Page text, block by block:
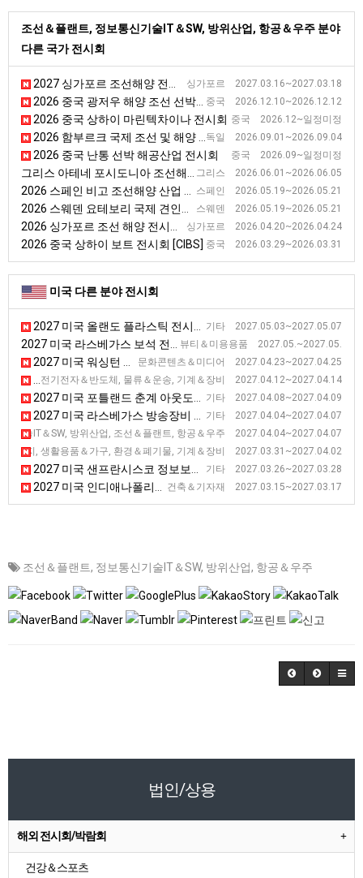
조선＆플랜트, 정보통신기술IT＆SW, 방위산업, 항공＆우주 분야
다른 국가 전시회
싱가포르 2027.03.16~2027.03.18
2027 싱가포르 조선해양 전시회
중국 2026.12.10~2026.12.12
2026 중국 광저우 해양 조선 선박기술 전시회
중국 2026.12~일정미정
2026 중국 상하이 마린텍차이나 전시회
독일 2026.09.01~2026.09.04
2026 함부르크 국제 조선 및 해양 전시회(SMM)
중국 2026.09~일정미정
2026 중국 난통 선박 해공산업 전시회
그리스 2026.06.01~2026.06.05
그리스 아테네 포시도니아 조선해양 전시회
스페인 2026.05.19~2026.05.21
2026 스페인 비고 조선해양 산업 전시회 [NAVALIA]
스웨덴 2026.05.19~2026.05.21
2026 스웨덴 요테보리 국제 견인선 전시회 [ITS]
싱가포르 2026.04.20~2026.04.24
2026 싱가포르 조선 해양 전시회 [SMW]
중국 2026.03.29~2026.03.31
2026 중국 상하이 보트 전시회 [CIBS]
미국 다른 분야 전시회
기타 2027.05.03~2027.05.07
2027 미국 올랜도 플라스틱 전시회 [NPE]
뷰티＆미용용품 2027.05.~2027.05.
2027 미국 라스베가스 보석 전시회
문화콘텐츠＆미디어 2027.04.23~2027.04.25
2027 미국 워싱턴 만화 전시회 [Awesome Con]
전기전자＆반도체, 물류＆운송, 기계＆장비 2027.04.12~2027.04.14
기타 2027.04.08~2027.04.09
2027 미국 포틀랜드 춘계 아웃도어스포츠 기능성 섬유 박람회
기타 2027.04.04~2027.04.07
2027 미국 라스베가스 방송장비 전시회
신기술IT＆SW, 방위산업, 조선＆플랜트, 항공＆우주 2027.04.04~2027.04.07
2027 미국 메릴랜드 해양항공우주 전시회 [SAS]
에너지, 생활용품＆가구, 환경＆폐기물, 기계＆장비 2027.03.31~2027.04.02
2027 미국 볼티모어 미건물유지보수 및 관련 기술 전시회 [NFMT]
기타 2027.03.26~2027.03.28
2027 미국 샌프란시스코 정보보안 전시회
건축＆기자재 2027.03.15~2027.03.17
2027 미국 인디애나폴리스 아스팔트 전시회 [WOA]
조선＆플랜트, 정보통신기술IT＆SW, 방위산업, 항공＆우주
법인/상용
해외 전시회/박람회
건강＆스포츠